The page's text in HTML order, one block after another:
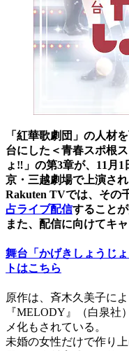
「紅華歌劇団」の人材
台にした＜青春スポ根
ょ‼」の第3章が、11月
京・三越劇場で上演され
Rakuten TVでは、その
占ライブ配信することが
また、配信に向けてキ
舞台「かげきしょうじ
トはこちら
原作は、斉木久美子に
『MELODY』（白泉社
メ化もされている。
未婚の女性だけで作り